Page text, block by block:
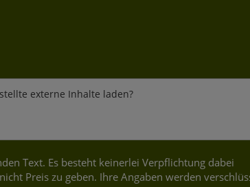
externe Inhalte laden?
Text. Es besteht keinerlei Verpflichtung dabei
Preis zu geben. Ihre Angaben werden